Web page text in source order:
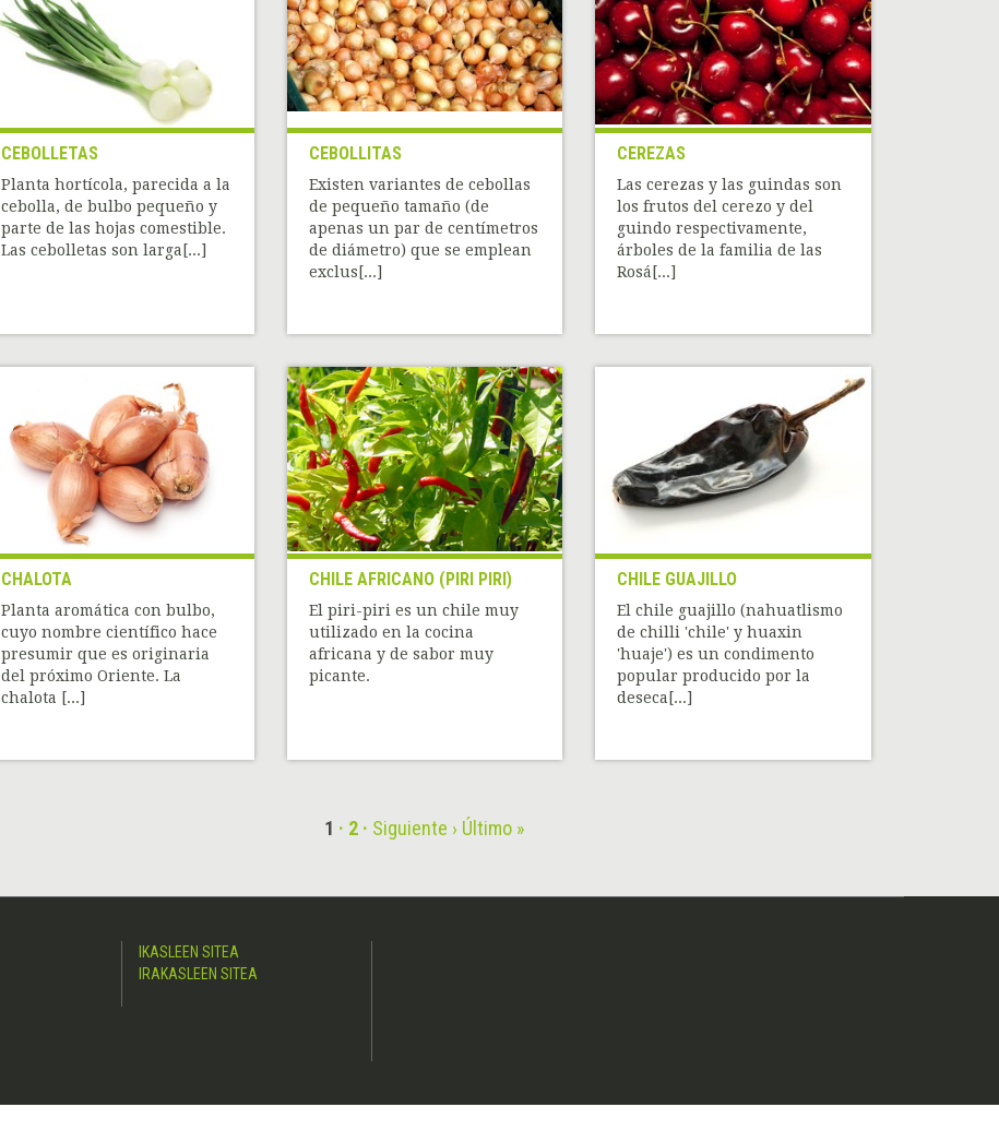
CEBOLLETAS
Planta hortícola, parecida a la
cebolla, de bulbo pequeño y
parte de las hojas comestible.
Las cebolletas son larga[...]
CEBOLLITAS
Existen variantes de cebollas
de pequeño tamaño (de
apenas un par de centímetros
de diámetro) que se emplean
exclus[...]
CEREZAS
Las cerezas y las guindas son
los frutos del cerezo y del
guindo respectivamente,
árboles de la familia de las
Rosá[...]
CHALOTA
Planta aromática con bulbo,
cuyo nombre científico hace
presumir que es originaria
del próximo Oriente. La
chalota [...]
CHILE AFRICANO (PIRI PIRI)
El piri-piri es un chile muy
utilizado en la cocina
africana y de sabor muy
picante.
CHILE GUAJILLO
El chile guajillo (nahuatlismo
de chilli 'chile' y huaxin
'huaje') es un condimento
popular producido por la
deseca[...]
1 2 Siguiente › Último »
IKASLEEN SITEA
IRAKASLEEN SITEA